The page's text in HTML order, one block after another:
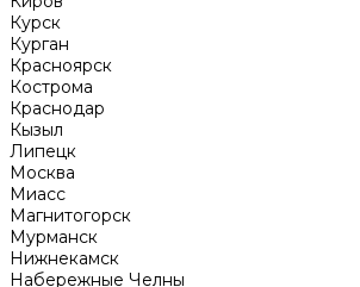
Курск
Курган
Красноярск
Кострома
Краснодар
Кызыл
Липецк
Москва
Миасс
Магнитогорск
Мурманск
Нижнекамск
Набережные Челны